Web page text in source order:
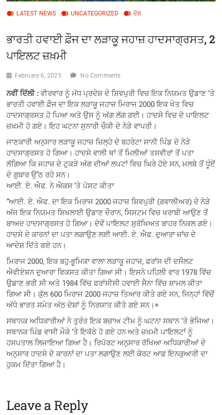
LATEST NEWS UNCATEGORIZED ਦੇਸ਼
ਭਾਰਤੀ ਹਵਾਈ ਫ਼ੌਜ ਦਾ ਲੜਾਕੂ ਜਹਾਜ਼ ਹਾਦਸਾਗ੍ਰਸਤ, 2
ਪਾਇਲਟ ਜ਼ਖ਼ਮੀ
February 6, 2025 No Comments
ਨਵੀਂ ਦਿੱਲੀ : ਵੀਰਵਾਰ ਨੂੰ ਮੱਧ ਪ੍ਰਦੇਸ਼ ਦੇ ਸ਼ਿਵਪੁਰੀ ਵਿਚ ਇਕ ਨਿਯਮਤ ਉਡਾਣ ‘ਤੇ
ਭਾਰਤੀ ਹਵਾਈ ਫ਼ੌਜ ਦਾ ਇਕ ਲੜਾਕੂ ਜਹਾਜ਼ ਮਿਰਾਜ 2000 ਇਕ ਖੇਤ ਵਿਚ
ਹਾਦਸਾਗ੍ਰਸਤ ਹੋ ਪਿਆ ਅਤੇ ਉਸ ਨੂੰ ਅੱਗ ਲੱਗ ਗਈ। ਹਾਦਸੇ ਵਿਚ ਦੋ ਪਾਇਲਟ
ਜ਼ਖ਼ਮੀ ਹੋ ਗਏ। ਇਹ ਘਟਨਾ ਸੁਨਾਰੀ ਚੌਕੀ ਦੇ ਨੇੜੇ ਵਾਪਰੀ।
ਜਾਣਕਾਰੀ ਅਨੁਸਾਰ ਲੜਾਕੂ ਜਹਾਜ਼ ਜ਼ਿਲ੍ਹੇ ਦੇ ਬਹਰੇਟਾ ਸਾਨੀ ਪਿੰਡ ਦੇ ਨੇੜੇ
ਹਾਦਸਾਗ੍ਰਸਤ ਹੋ ਗਿਆ। ਹਾਦਸੇ ਵਾਲੀ ਥਾਂ ਤੋਂ ਮਿਲੀਆਂ ਤਸਵੀਰਾਂ ਤੋਂ ਪਤਾ
ਲੱਗਿਆ ਕਿ ਜਹਾਜ਼ ਦੇ ਟੁਕੜੇ ਅੱਗ ਦੀਆਂ ਲਪਟਾਂ ਵਿਚ ਘਿਰੇ ਹੋਏ ਸਨ, ਮਲਬੇ ਤੋਂ ਧੂੰਏਂ
ਦੇ ਗੁਬਾਰ ਉੱਠ ਰਹੇ ਸਨ।
ਆਈ. ਏ. ਐਫ. ਨੇ ਐਕਸ ‘ਤੇ ਪੋਸਟ ਕੀਤਾ
“ਆਈ. ਏ. ਐਫ. ਦਾ ਇਕ ਮਿਰਾਜ 2000 ਜਹਾਜ਼ ਸ਼ਿਵਪੁਰੀ (ਗਵਾਲੀਅਰ) ਦੇ ਨੇੜੇ
ਅੱਜ ਇਕ ਨਿਯਮਤ ਸਿਖਲਾਈ ਉਡਾਣ ਦੌਰਾਨ, ਸਿਸਟਮ ਵਿਚ ਖਰਾਬੀ ਆਉਣ ਤੋਂ
ਬਾਅਦ ਹਾਦਸਾਗ੍ਰਸਤ ਹੋ ਗਿਆ। ਦੋਵੇਂ ਪਾਇਲਟ ਸੁਰੱਖਿਅਤ ਬਾਹਰ ਨਿਕਲ ਗਏ।
ਹਾਦਸੇ ਦੇ ਕਾਰਨਾਂ ਦਾ ਪਤਾ ਲਗਾਉਣ ਲਈ ਆਈ. ਏ. ਐਫ. ਦੁਆਰਾ ਜਾਂਚ ਦੇ
ਆਦੇਸ਼ ਦਿੱਤੇ ਗਏ ਹਨ।
ਮਿਰਾਜ 2000, ਇਕ ਬਹੁ-ਭੂਮਿਕਾ ਵਾਲਾ ਲੜਾਕੂ ਜਹਾਜ਼, ਫਰਾਂਸ ਦੀ ਦਸੌਲਟ
ਐਵੀਏਸ਼ਨ ਦੁਆਰਾ ਵਿਕਸਤ ਕੀਤਾ ਗਿਆ ਸੀ। ਇਸਨੇ ਪਹਿਲੀ ਵਾਰ 1978 ਵਿੱਚ
ਉਡਾਣ ਭਰੀ ਸੀ ਅਤੇ 1984 ਵਿੱਚ ਫਰਾਂਸੀਸੀ ਹਵਾਈ ਸੈਨਾ ਵਿੱਚ ਸ਼ਾਮਲ ਕੀਤਾ
ਗਿਆ ਸੀ। ਕੁੱਲ 600 ਮਿਰਾਜ 2000 ਜਹਾਜ਼ ਤਿਆਰ ਕੀਤੇ ਗਏ ਸਨ, ਜਿਨ੍ਹਾਂ ਵਿੱਚੋਂ
ਅੱਧੇ ਭਾਰਤ ਸਮੇਤ ਅੱਠ ਦੇਸ਼ਾਂ ਨੂੰ ਨਿਰਯਾਤ ਕੀਤੇ ਗਏ ਸਨ।+
ਸਥਾਨਕ ਅਧਿਕਾਰੀਆਂ ਨੇ ਤੁਰੰਤ ਇਕ ਬਚਾਅ ਟੀਮ ਨੂੰ ਘਟਨਾ ਸਥਾਨ ‘ਤੇ ਭੇਜਿਆ।
ਸਥਾਨਕ ਪਿੰਡ ਵਾਸੀ ਮੌਕੇ ‘ਤੇ ਇਕੱਠੇ ਹੋ ਗਏ ਹਨ ਅਤੇ ਜ਼ਖਮੀ ਪਾਇਲਟਾਂ ਨੂੰ
ਹਸਪਤਾਲ ਲਿਜਾਇਆ ਗਿਆ ਹੈ। ਰਿਪੋਰਟ ਅਨੁਸਾਰ ਰੱਖਿਆ ਅਧਿਕਾਰੀਆਂ ਦੇ
ਅਨੁਸਾਰ ਹਾਦਸੇ ਦੇ ਕਾਰਨਾਂ ਦਾ ਪਤਾ ਲਗਾਉਣ ਲਈ ਕੋਰਟ ਆਫ਼ ਇਨਕੁਆਰੀ ਦਾ
ਹੁਕਮ ਦਿੱਤਾ ਗਿਆ ਹੈ।
Leave a Reply